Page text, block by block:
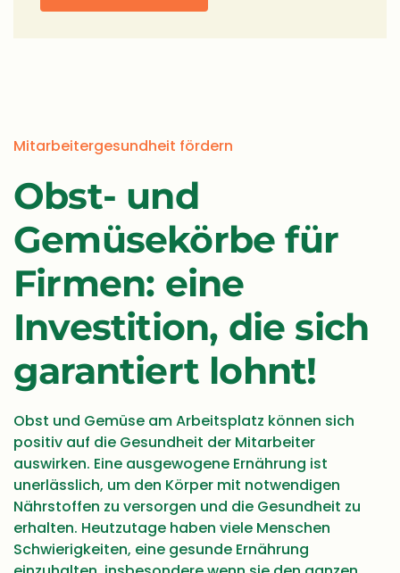
Mitarbeitergesundheit fördern
Obst- und
Gemüsekörbe für
Firmen: eine
Investition, die sich
garantiert lohnt!
Obst und Gemüse am Arbeitsplatz können sich
positiv auf die Gesundheit der Mitarbeiter
auswirken. Eine ausgewogene Ernährung ist
unerlässlich, um den Körper mit notwendigen
Nährstoffen zu versorgen und die Gesundheit zu
erhalten. Heutzutage haben viele Menschen
Schwierigkeiten, eine gesunde Ernährung